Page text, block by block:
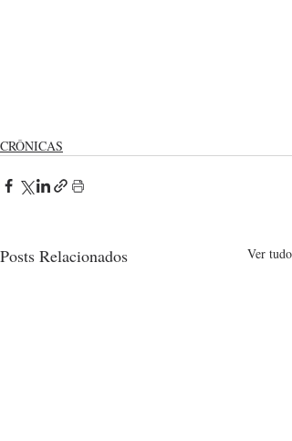
CRÔNICAS
Posts Relacionados Ver tudo